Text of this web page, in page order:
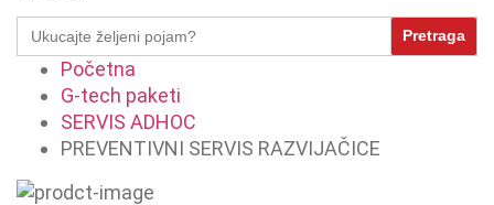
Search
for:
Početna
G-tech paketi
SERVIS ADHOC
PREVENTIVNI SERVIS RAZVIJAČICE